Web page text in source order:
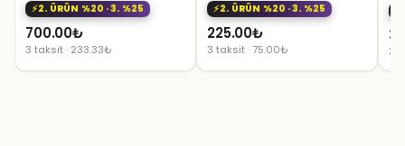
2. ÜRÜN %20 · 3. %25
700.00₺
3 taksit · 233.33₺
2. ÜRÜN %20 · 3. %25
225.00₺
3 taksit · 75.00₺ 3